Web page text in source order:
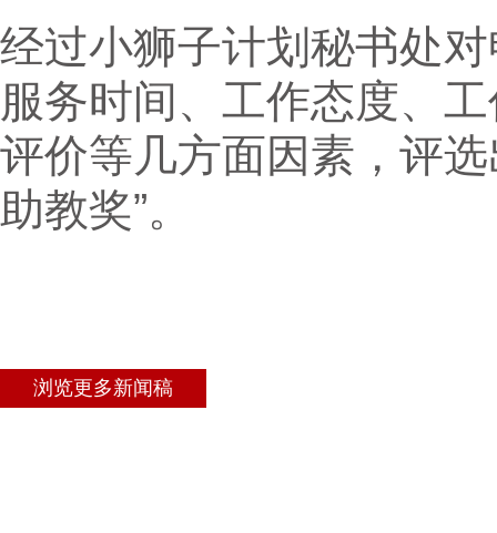
经过小狮子计划秘书处
服务时间、工作态度、
评价等几方面因素，评
助教奖”。
浏览更多新闻稿